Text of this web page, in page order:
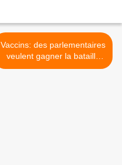
Vaccins: des parlementaires
veulent gagner la bataille
de l'opinion >